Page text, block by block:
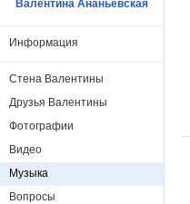
Валентина Ананьевская
Информация
Стена Валентины
Друзья Валентины
Фотографии
Видео
Музыка
Вопросы